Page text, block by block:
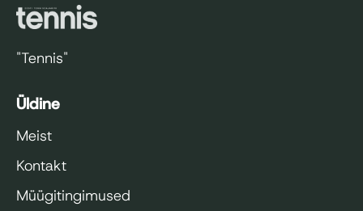
"Tennis"
Üldine
Meist
Kontakt
Müügitingimused